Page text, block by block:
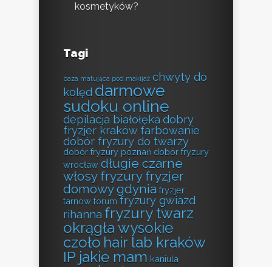
kosmetyków?
Tagi
baza matująca pod makijaż chwyty do
kolęd darmowe
sudoku online
depilacja białołęka dobry
fryzjer kraków farbowanie
dobór fryzury do twarzy
dobór fryzury poznań dobór fryzury
wrocław długie czarne
włosy fryzury fryzjer
domowy gdynia fryzjer
tarnów forum fryzury gwiazd
rihanna fryzury twarz
okrągła wysokie
czoło hair lab kraków
IP jakie mam kaniula